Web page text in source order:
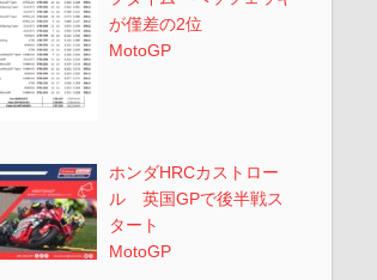
が僅差の2位
MotoGP
ホンダHRCカストロー
ル 英国GPで後半戦ス
タート
MotoGP